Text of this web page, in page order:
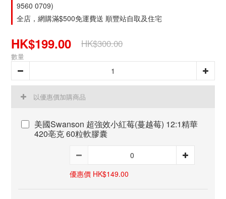
9560 0709)
全店，網購滿$500免運費送 順豐站自取及住宅
HK$199.00 HK$300.00
數量
以優惠價加購商品
美國Swanson 超強效小紅莓(蔓越莓) 12:1精華
420亳克 60粒軟膠囊
優惠價 HK$149.00